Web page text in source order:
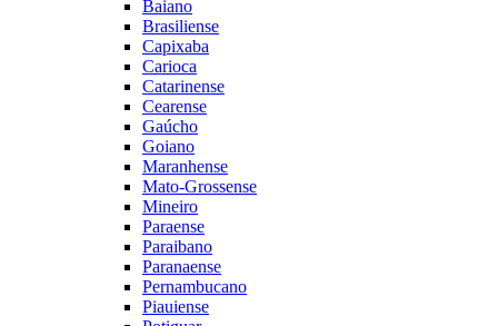
Baiano
Brasiliense
Capixaba
Carioca
Catarinense
Cearense
Gaúcho
Goiano
Maranhense
Mato-Grossense
Mineiro
Paraense
Paraibano
Paranaense
Pernambucano
Piauiense